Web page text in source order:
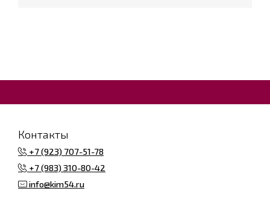
Контакты
+7 (923) 707-51-78
+7 (983) 310-80-42
info@kim54.ru